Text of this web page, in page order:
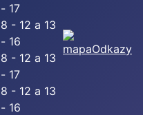
- 17
8 - 12 a 13
- 16
8 - 12 a 13
- 17
8 - 12 a 13
- 16
Odkazy